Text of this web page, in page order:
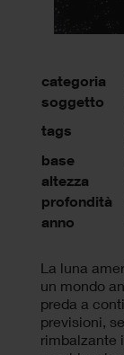
categoria
soggetto
tags
base
altezza
profondità
anno
La luna
un mondo
preda a
previsioni,
rimbalzante